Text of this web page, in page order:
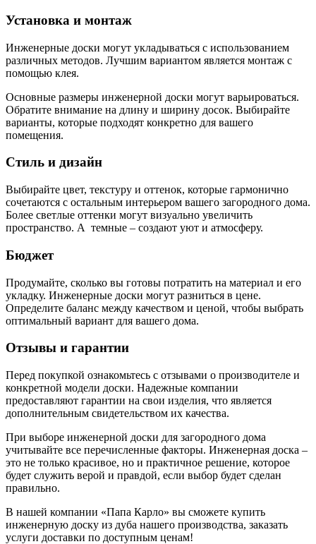
Установка и монтаж
Инженерные доски могут укладываться с использованием
различных методов. Лучшим вариантом является монтаж с
помощью клея.
Основные размеры инженерной доски могут варьироваться.
Обратите внимание на длину и ширину досок. Выбирайте
варианты, которые подходят конкретно для вашего
помещения.
Стиль и дизайн
Выбирайте цвет, текстуру и оттенок, которые гармонично
сочетаются с остальным интерьером вашего загородного дома.
Более светлые оттенки могут визуально увеличить
пространство. А темные – создают уют и атмосферу.
Бюджет
Продумайте, сколько вы готовы потратить на материал и его
укладку. Инженерные доски могут разниться в цене.
Определите баланс между качеством и ценой, чтобы выбрать
оптимальный вариант для вашего дома.
Отзывы и гарантии
Перед покупкой ознакомьтесь с отзывами о производителе и
конкретной модели доски. Надежные компании
предоставляют гарантии на свои изделия, что является
дополнительным свидетельством их качества.
При выборе инженерной доски для загородного дома
учитывайте все перечисленные факторы. Инженерная доска –
это не только красивое, но и практичное решение, которое
будет служить верой и правдой, если выбор будет сделан
правильно.
В нашей компании «Папа Карло» вы сможете купить
инженерную доску из дуба нашего производства, заказать
услуги доставки по доступным ценам!